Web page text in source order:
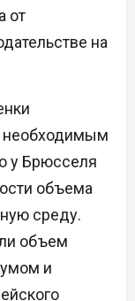
от
на
необходимым
у Брюсселя
объема
среду.
объем
и